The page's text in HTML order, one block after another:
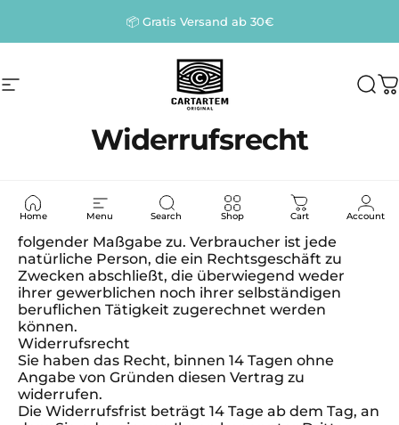
📦 Gratis Versand ab 30€
Seitennavigation Cartartem
Home Menu Search Shop Cart Account
Widerrufsrecht
A. Widerrufsbelehrung
Einleitung
Verbrauchern steht ein Widerrufsrecht nach
folgender Maßgabe zu. Verbraucher ist jede
natürliche Person, die ein Rechtsgeschäft zu
Zwecken abschließt, die überwiegend weder
ihrer gewerblichen noch ihrer selbständigen
beruflichen Tätigkeit zugerechnet werden
können.
Widerrufsrecht
Sie haben das Recht, binnen 14 Tagen ohne
Angabe von Gründen diesen Vertrag zu
widerrufen.
Die Widerrufsfrist beträgt 14 Tage ab dem Tag, an